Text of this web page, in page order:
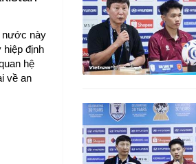
nước này
hiệp định
hệ
về an